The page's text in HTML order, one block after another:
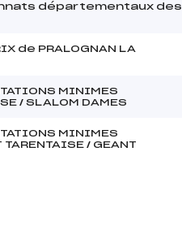
départementaux des
de PRALOGNAN LA
MINIMES
/ SLALOM DAMES
MINIMES
/ GEANT